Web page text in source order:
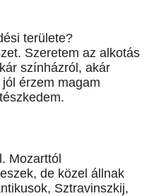
területe?
Szeretem az alkotás
színházról, akár
érzem magam
Mozarttól
de közel állnak
Sztravinszkij,